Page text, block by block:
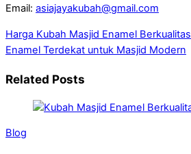
Email: asiajayakubah@gmail.com
Harga Kubah Masjid Enamel Berkualitas
Enamel Terdekat untuk Masjid Modern
Related Posts
Blog